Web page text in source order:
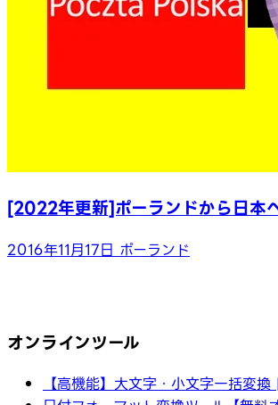
[2022年更新]ポーランドから日本
2016年11月17日 ポーランド
オンラインツール
【高機能】大文字・小文字一括変